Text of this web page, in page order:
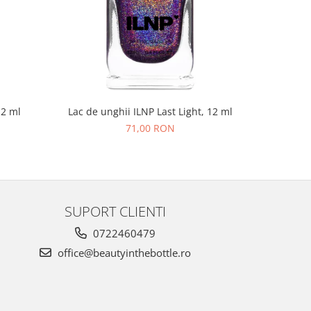
ml
Lac de unghii ILNP Last Light, 12 ml
71,00 RON
SUPORT CLIENTI
0722460479
office@beautyinthebottle.ro